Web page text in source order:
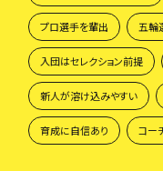
プロ選手を輩出 五輪
入団はセレクション前提
新人が溶け込みやすい
育成に自信あり コー